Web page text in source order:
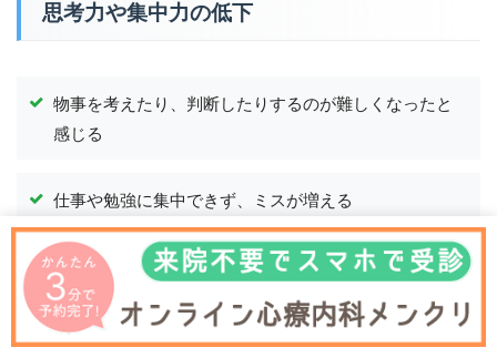
思考力や集中力の低下
物事を考えたり、判断したりするのが難しくなったと
感じる
仕事や勉強に集中できず、ミスが増える
簡単な計算や文章を読むことにも時間がかかるように
なった